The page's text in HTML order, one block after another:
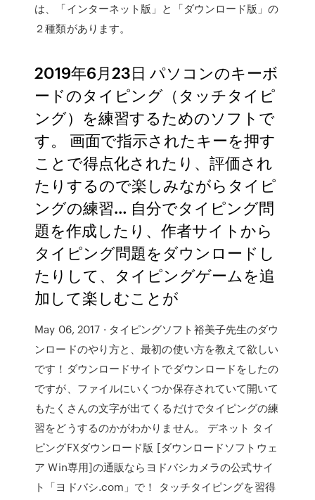
は、「インターネット版」と「ダウンロード版」の
２種類があります。
2019年6月23日 パソコンのキーボ
ードのタイピング（タッチタイピ
ング）を練習するためのソフトで
す。 画面で指示されたキーを押す
ことで得点化されたり、評価され
たりするので楽しみながらタイピ
ングの練習… 自分でタイピング問
題を作成したり、作者サイトから
タイピング問題をダウンロードし
たりして、タイピングゲームを追
加して楽しむことが
May 06, 2017 · タイピングソフト裕美子先生のダウ
ンロードのやり方と、最初の使い方を教えて欲しい
です！ダウンロードサイトでダウンロードをしたの
ですが、ファイルにいくつか保存されていて開いて
もたくさんの文字が出てくるだけでタイピングの練
習をどうするのかがわかりません。 デネット タイ
ピングFXダウンロード版 [ダウンロードソフトウェ
ア Win専用]の通販ならヨドバシカメラの公式サイ
ト「ヨドバシ.com」で！ タッチタイピングを習得